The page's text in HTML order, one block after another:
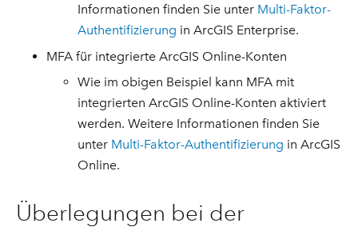
Informationen finden Sie unter Multi-Faktor-
Authentifizierung in ArcGIS Enterprise.
MFA für integrierte ArcGIS Online-Konten
Wie im obigen Beispiel kann MFA mit
integrierten ArcGIS Online-Konten aktiviert
werden. Weitere Informationen finden Sie
unter Multi-Faktor-Authentifizierung in ArcGIS
Online.
Überlegungen bei der